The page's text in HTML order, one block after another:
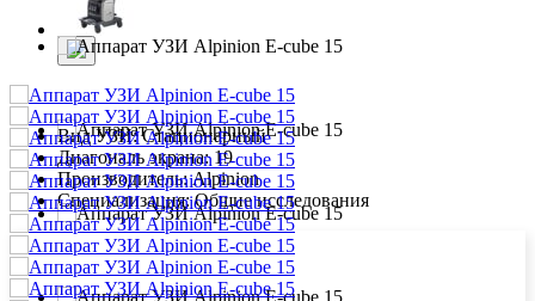
Вид УЗИ:Стационарный
Диагональ экрана:19
Производитель:Alpinion
Специализация:Общие исследования